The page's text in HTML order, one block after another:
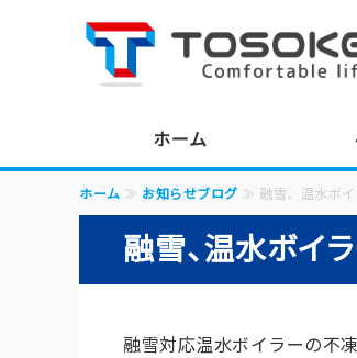
ホーム
ホーム ≫ お知らせブログ ≫ 融雪、温水ボ
融雪、温水ボイ
融雪対応温水ボイラーの不